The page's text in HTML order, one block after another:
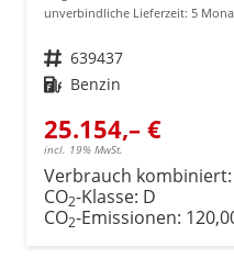
unverbindliche Lieferzeit: 5
Fahrzeugnr. 639437
Kraftstoff Benzin
25.154,– €
incl. 19% MwSt.
Verbrauch kombiniert:
CO2-Klasse: D
CO2-Emissionen: